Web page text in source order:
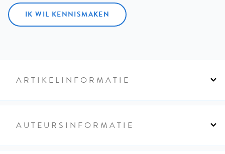
IK WIL KENNISMAKEN
ARTIKELINFORMATIE
AUTEURSINFORMATIE